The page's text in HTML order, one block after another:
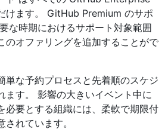
けます。 GitHub Premium のサポ
な時期におけるサポート対象範囲
のオファリングを追加することがで
単な予約プロセスと先着順のスケジ
ます。 影響の大きいイベント中に
必要とする組織には、柔軟で期限付
れています。